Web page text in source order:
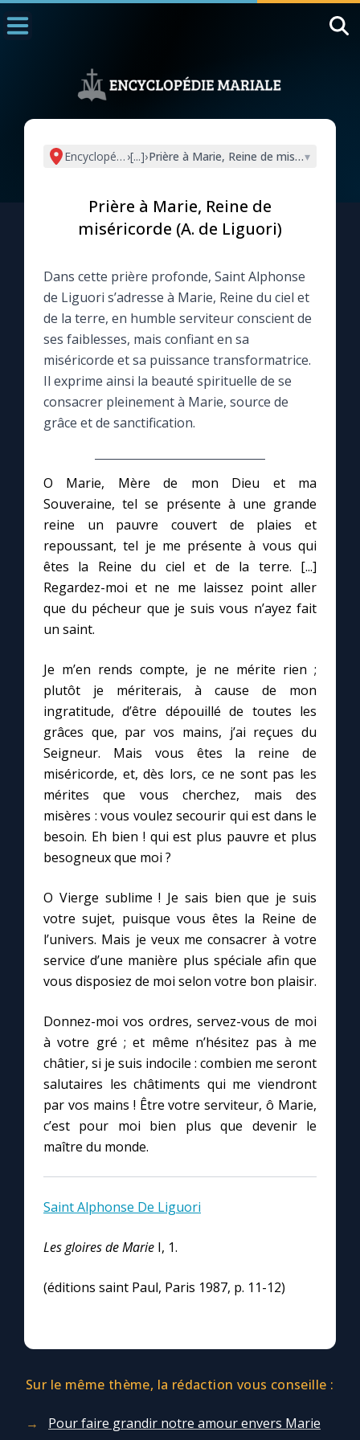
L'actualité de la semaine
La newsletter
La vidéo de la semaine
Le compte Tiktok
Le site internet
Questions-réponses
Prier au quotidien
Avec Thérèse de Lisieux
L'Évangile chaque jour
Les premiers samedis du mois
Marie qui défait les nœuds
Me consacrer à Jésus par Marie
Mes intentions de prière
Une Minute avec Marie
Une neuvaine
1000 Raisons de Croire
Chapelet pour le monde
Contact
Faire un don
Encyclopédie mariale
›[...]›Prière à Marie, Reine de miséricorde (A.
▾
Prière à Marie, Reine de
miséricorde (A. de Liguori)
Dans cette prière profonde, Saint Alphonse
de Liguori s’adresse à Marie, Reine du ciel et
de la terre, en humble serviteur conscient de
ses faiblesses, mais confiant en sa
miséricorde et sa puissance transformatrice.
Il exprime ainsi la beauté spirituelle de se
consacrer pleinement à Marie, source de
grâce et de sanctification.
O Marie, Mère de mon Dieu et ma
Souveraine, tel se présente à une grande
reine un pauvre couvert de plaies et
repoussant, tel je me présente à vous qui
êtes la Reine du ciel et de la terre. [...]
Regardez-moi et ne me laissez point aller
que du pécheur que je suis vous n’ayez fait
un saint.
Je m’en rends compte, je ne mérite rien ;
plutôt je mériterais, à cause de mon
ingratitude, d’être dépouillé de toutes les
grâces que, par vos mains, j’ai reçues du
Seigneur. Mais vous êtes la reine de
miséricorde, et, dès lors, ce ne sont pas les
mérites que vous cherchez, mais des
misères : vous voulez secourir qui est dans le
besoin. Eh bien ! qui est plus pauvre et plus
besogneux que moi ?
O Vierge sublime ! Je sais bien que je suis
votre sujet, puisque vous êtes la Reine de
l’univers. Mais je veux me consacrer à votre
service d’une manière plus spéciale afin que
vous disposiez de moi selon votre bon plaisir.
Donnez-moi vos ordres, servez-vous de moi
à votre gré ; et même n’hésitez pas à me
châtier, si je suis indocile : combien me seront
salutaires les châtiments qui me viendront
par vos mains ! Être votre serviteur, ô Marie,
c’est pour moi bien plus que devenir le
maître du monde.
Saint Alphonse De Liguori
Les gloires de Marie I, 1.
(éditions saint Paul, Paris 1987, p. 11-12)
Sur le même thème, la rédaction vous conseille :
Pour faire grandir notre amour envers Marie